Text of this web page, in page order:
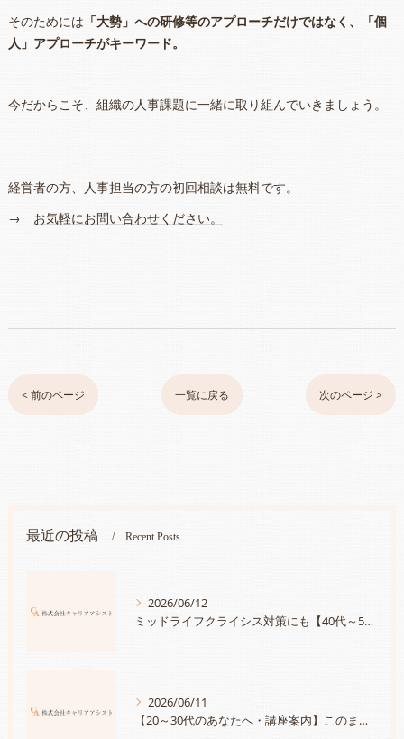
そのためには 「大勢」への研修等のアプローチだけではなく、「個
人」アプローチがキーワード。
今だからこそ、組織の人事課題に一緒に取り組んでいきましょう。
経営者の方、人事担当の方の初回相談は無料です。
→ お気軽にお問い合わせください。
< 前のページ 一覧に戻る 次のページ >
最近の投稿 Recent Posts
2026/06/12
ミッドライフクライシス対策にも【40代～50代のあなたへ・講座案内】あなたが持つ宝物に気づいていますか？「人生は続く・自分の持つ宝物を見つけて、さらにキャリアに活かす方法」
2026/06/11
【20～30代のあなたへ・講座案内】このままでいいのかな？と思ったら「自分の＜大切にしたいこと＞と＜強み＞を知って、満足度100％のキャリアを手に入れる」